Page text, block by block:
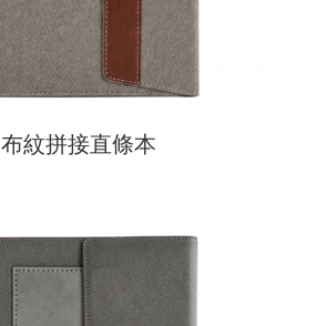
布紋拼接直條本